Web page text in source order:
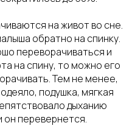
на живот во сне.
обратно на спинку.
переворачиваться и
на спину, то можно его
Тем не менее,
подушка, мягкая
дыханию
он перевернется.